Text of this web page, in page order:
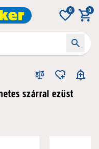
0 0
szárral ezüst